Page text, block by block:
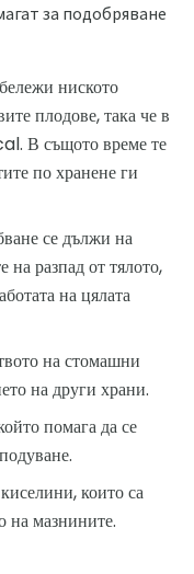
за подобряване
ниското
плодове, така че в
В същото време те
по хранене ги
се дължи на
на разпад от тялото,
на цялата
на стомашни
на други храни.
помага да се
които са
на мазнините.